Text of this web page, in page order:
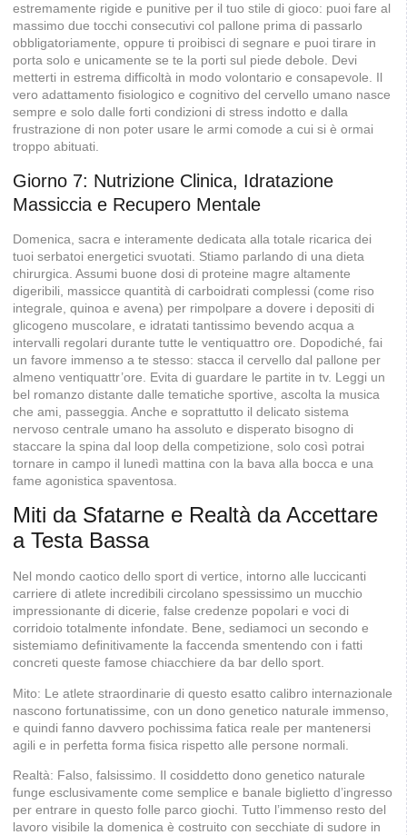
estremamente rigide e punitive per il tuo stile di gioco: puoi fare al
massimo due tocchi consecutivi col pallone prima di passarlo
obbligatoriamente, oppure ti proibisci di segnare e puoi tirare in
porta solo e unicamente se te la porti sul piede debole. Devi
metterti in estrema difficoltà in modo volontario e consapevole. Il
vero adattamento fisiologico e cognitivo del cervello umano nasce
sempre e solo dalle forti condizioni di stress indotto e dalla
frustrazione di non poter usare le armi comode a cui si è ormai
troppo abituati.
Giorno 7: Nutrizione Clinica, Idratazione
Massiccia e Recupero Mentale
Domenica, sacra e interamente dedicata alla totale ricarica dei
tuoi serbatoi energetici svuotati. Stiamo parlando di una dieta
chirurgica. Assumi buone dosi di proteine magre altamente
digeribili, massicce quantità di carboidrati complessi (come riso
integrale, quinoa e avena) per rimpolpare a dovere i depositi di
glicogeno muscolare, e idratati tantissimo bevendo acqua a
intervalli regolari durante tutte le ventiquattro ore. Dopodiché, fai
un favore immenso a te stesso: stacca il cervello dal pallone per
almeno ventiquattr’ore. Evita di guardare le partite in tv. Leggi un
bel romanzo distante dalle tematiche sportive, ascolta la musica
che ami, passeggia. Anche e soprattutto il delicato sistema
nervoso centrale umano ha assoluto e disperato bisogno di
staccare la spina dal loop della competizione, solo così potrai
tornare in campo il lunedì mattina con la bava alla bocca e una
fame agonistica spaventosa.
Miti da Sfatarne e Realtà da Accettare
a Testa Bassa
Nel mondo caotico dello sport di vertice, intorno alle luccicanti
carriere di atlete incredibili circolano spessissimo un mucchio
impressionante di dicerie, false credenze popolari e voci di
corridoio totalmente infondate. Bene, sediamoci un secondo e
sistemiamo definitivamente la faccenda smentendo con i fatti
concreti queste famose chiacchiere da bar dello sport.
Mito: Le atlete straordinarie di questo esatto calibro internazionale
nascono fortunatissime, con un dono genetico naturale immenso,
e quindi fanno davvero pochissima fatica reale per mantenersi
agili e in perfetta forma fisica rispetto alle persone normali.
Realtà: Falso, falsissimo. Il cosiddetto dono genetico naturale
funge esclusivamente come semplice e banale biglietto d’ingresso
per entrare in questo folle parco giochi. Tutto l’immenso resto del
lavoro visibile la domenica è costruito con secchiate di sudore in